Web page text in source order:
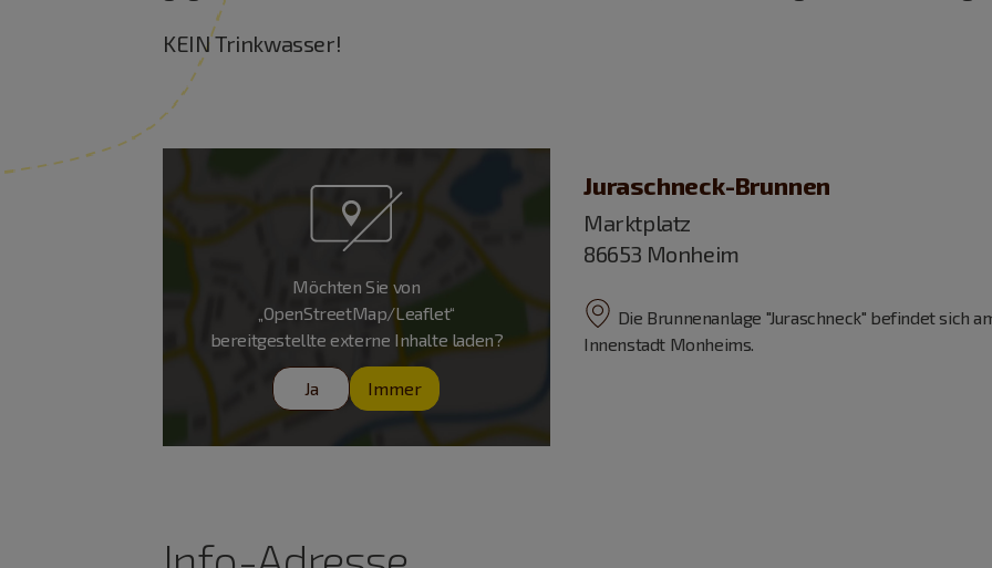
KEIN Trinkwasser!
Möchten Sie von
„OpenStreetMap/Leaflet“
bereitgestellte externe Inhalte laden?
Ja Immer
Juraschneck-Brunnen
Marktplatz
86653 Monheim
Die Brunnenanlage "Juraschneck" befindet sich
Innenstadt Monheims.